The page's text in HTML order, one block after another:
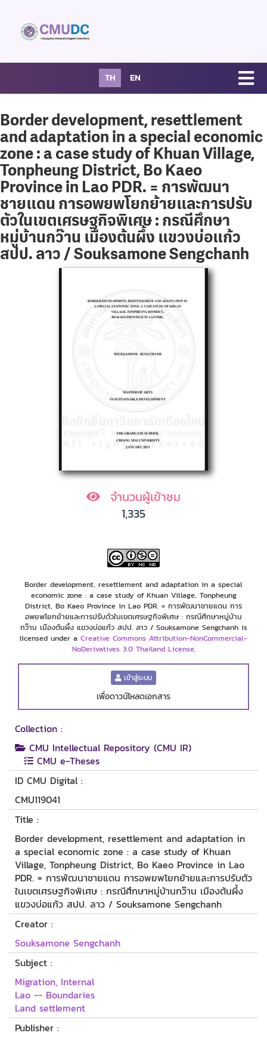
TH EN
Border development, resettlement
and adaptation in a special economic
zone : a case study of Khuan Village,
Tonpheung District, Bo Kaeo
Province in Lao PDR. = การพัฒนา
ชายแดน การอพยพโยกย้ายและการปรับ
ตัวในเขตเศรษฐกิจพิเศษ : กรณีศึกษา
หมู่บ้านกว๊าน เมืองต้นผึ้ง แขวงบ่อแก้ว
สปป. ลาว / Souksamone Sengchanh
จำนวนผู้เข้าชม
1,335
Border development, resettlement and adaptation in a special
economic zone : a case study of Khuan Village, Tonpheung
District, Bo Kaeo Province in Lao PDR. = การพัฒนาชายแดน การ
อพยพโยกย้ายและการปรับตัวในเขตเศรษฐกิจพิเศษ : กรณีศึกษาหมู่บ้าน
กว๊าน เมืองต้นผึ้ง แขวงบ่อแก้ว สปป. ลาว / Souksamone Sengchanh is
licensed under a Creative Commons Attribution-NonCommercial-
NoDerivatives 3.0 Thailand License.
เข้าสู่ระบบ
เพื่อดาวน์โหลดเอกสาร
Collection :
CMU Intellectual Repository (CMU IR)
CMU e-Theses
ID CMU Digital :
CMU119041
Title :
Border development, resettlement and adaptation in
a special economic zone : a case study of Khuan
Village, Tonpheung District, Bo Kaeo Province in Lao
PDR. = การพัฒนาชายแดน การอพยพโยกย้ายและการปรับตัว
ในเขตเศรษฐกิจพิเศษ : กรณีศึกษาหมู่บ้านกว๊าน เมืองต้นผึ้ง
แขวงบ่อแก้ว สปป. ลาว / Souksamone Sengchanh
Creator :
Souksamone Sengchanh
Subject :
Migration, Internal
Lao -- Boundaries
Land settlement
Publisher :